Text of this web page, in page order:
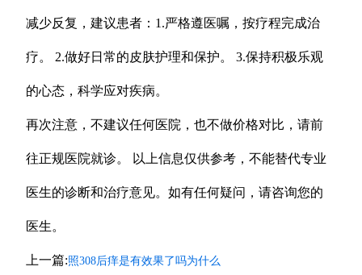
减少反复，建议患者：1.严格遵医嘱，按疗程完成治
疗。 2.做好日常的皮肤护理和保护。 3.保持积极乐观
的心态，科学应对疾病。
再次注意，不建议任何医院，也不做价格对比，请前
往正规医院就诊。 以上信息仅供参考，不能替代专业
医生的诊断和治疗意见。如有任何疑问，请咨询您的
医生。
上一篇:照308后痒是有效果了吗为什么